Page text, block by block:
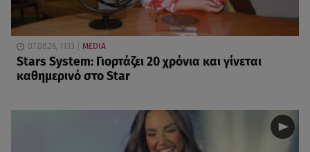
07.08.26, 11:13 MEDIA
Stars System: Γιορτάζει 20 χρόνια και γίνεται
καθημερινό στο Star